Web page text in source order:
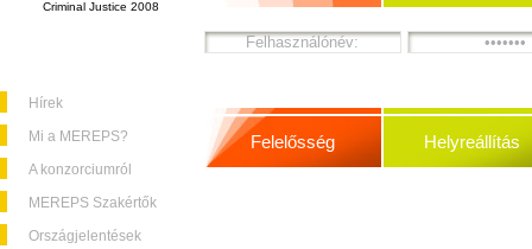
Criminal Justice 2008
Hírek
Mi a MEREPS?
A konzorciumról
MEREPS Szakértők
Országjelentések
Felelősség Helyreállítás